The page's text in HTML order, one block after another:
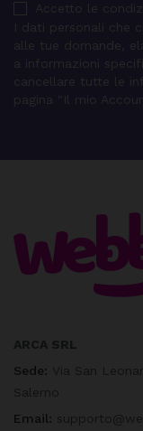
Accetto le
I dati personali che
alle tue domande,
a informazioni
cancellare tutte le
pagina "Il mio
Sede:
Email: